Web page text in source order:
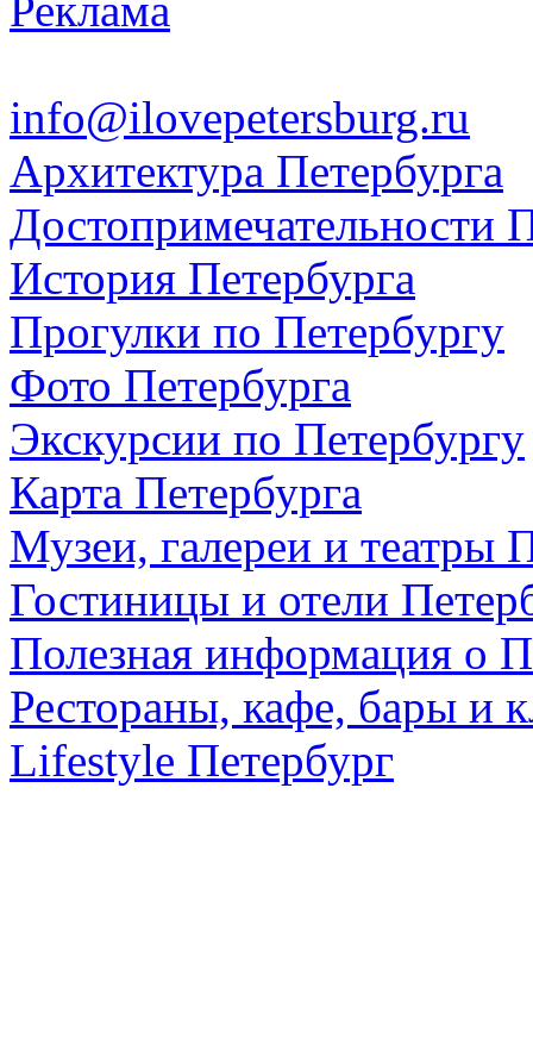
info@ilovepetersburg.ru
Архитектура Петербурга
Достопримечательности
История Петербурга
Прогулки по Петербургу
Фото Петербурга
Экскурсии по Петербургу
Карта Петербурга
Музеи, галереи и театры
Гостиницы и отели
Полезная информация о
Рестораны, кафе, бары и
Lifestyle Петербург